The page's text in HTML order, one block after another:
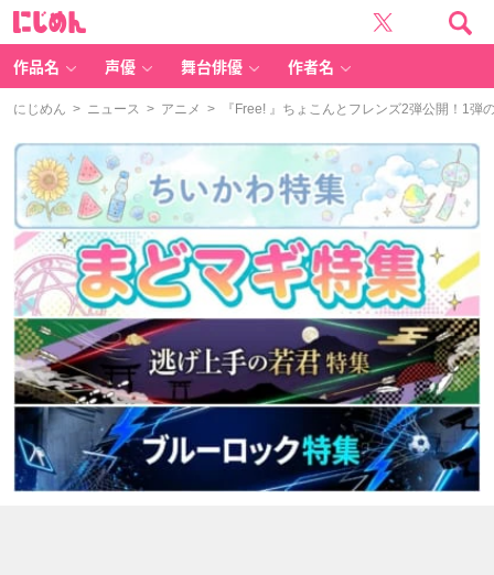
作品名 声優 舞台俳優 作者名
にじめん > ニュース > アニメ > 『Free! 』ちょこんとフレンズ2弾公開！1弾